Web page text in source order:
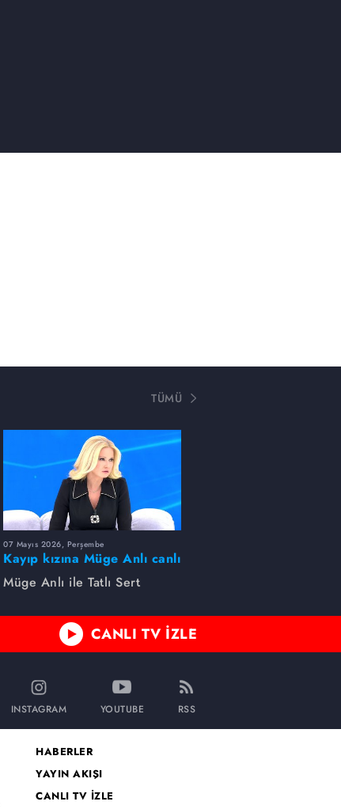
TÜMÜ
07 Mayıs 2026, Perşembe
Kayıp kızına Müge Anlı canlı
yayında kavuştu
Müge Anlı ile Tatlı Sert
CANLI TV İZLE
INSTAGRAM YOUTUBE RSS
HABERLER
YAYIN AKIŞI
CANLI TV İZLE